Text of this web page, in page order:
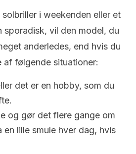
i weekenden eller et
sporadisk, vil den model, du
anderledes, end hvis du
af følgende situationer:
det er en hobby, som du
og gør det flere gange om
en lille smule hver dag, hvis